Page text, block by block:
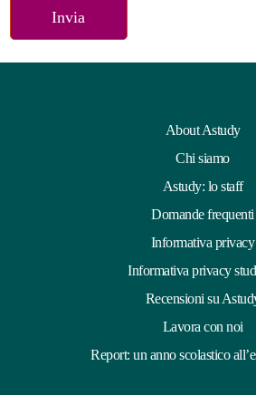
About Astudy
Chi siamo
Astudy: lo staff
Domande frequenti
Informativa privacy
Informativa privacy
Recensioni su
Lavora con noi
Report: un anno scolastico